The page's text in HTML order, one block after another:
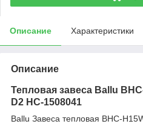
Описание Характеристики
Описание
Тепловая завеса Ballu
D2 НС-1508041
Ballu Завеса тепловая BHC-